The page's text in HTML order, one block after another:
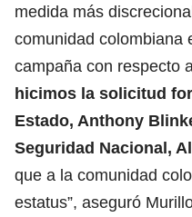
medida más
comunidad colombiana
campaña con respecto
hicimos la solicitud
Estado, Anthony
Seguridad Nacional,
que a la comunidad
estatus”, aseguró